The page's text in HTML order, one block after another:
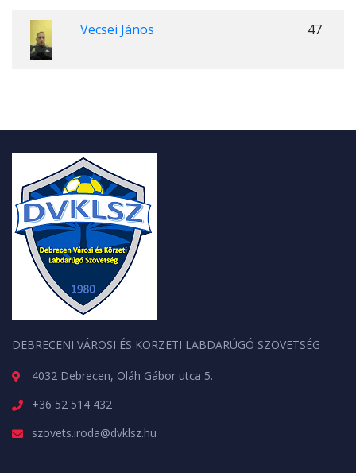
Vecsei János 47
DEBRECENI VÁROSI ÉS KÖRZETI LABDARÚGÓ SZÖVETSÉG
4032 Debrecen, Oláh Gábor utca 5.
+36 52 514 432
szovets.iroda@dvklsz.hu